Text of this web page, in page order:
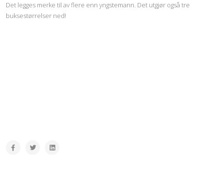
Det legges merke til av flere enn yngstemann. Det utgjør også tre
buksestørrelser ned!